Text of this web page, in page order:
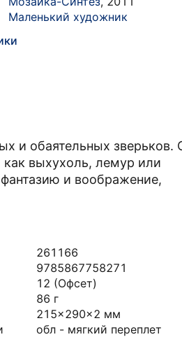
Маленький художник
и обаятельных зверьков.
выхухоль, лемур или
и воображение,
261166
9785867758271
12 (Офсет)
86 г
215x290x2 мм
обл - мягкий переплет